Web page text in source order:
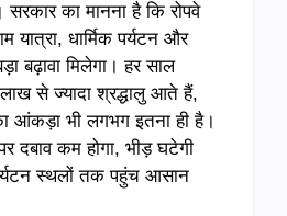
का मानना है कि रोपवे
यात्रा, धार्मिक पर्यटन और
बढ़ावा मिलेगा। हर साल
से ज्यादा श्रद्धालु आते हैं,
आंकड़ा भी लगभग इतना ही है।
दबाव कम होगा, भीड़ घटेगी
स्थलों तक पहुंच आसान